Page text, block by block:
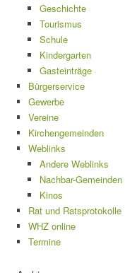
Geschichte
Tourismus
Schule
Kindergarten
Gasteinträge
Bürgerservice
Gewerbe
Vereine
Kirchengemeinden
Weblinks
Andere Weblinks
Nachbar-Gemeinden
Kinos
Rat und Ratsprotokolle
WHZ online
Termine